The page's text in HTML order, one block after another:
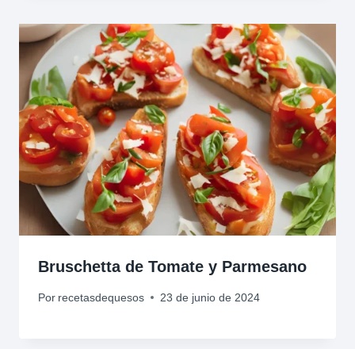
Bruschetta de Tomate y Parmesano
Por recetasdequesos 23 de junio de 2024